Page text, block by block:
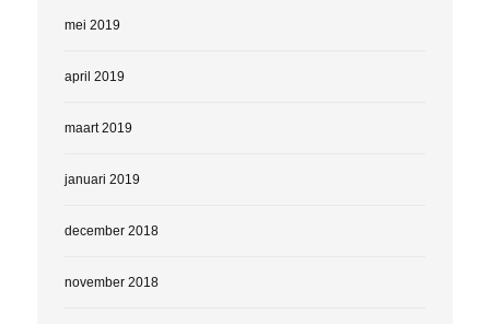
mei 2019
april 2019
maart 2019
januari 2019
december 2018
november 2018